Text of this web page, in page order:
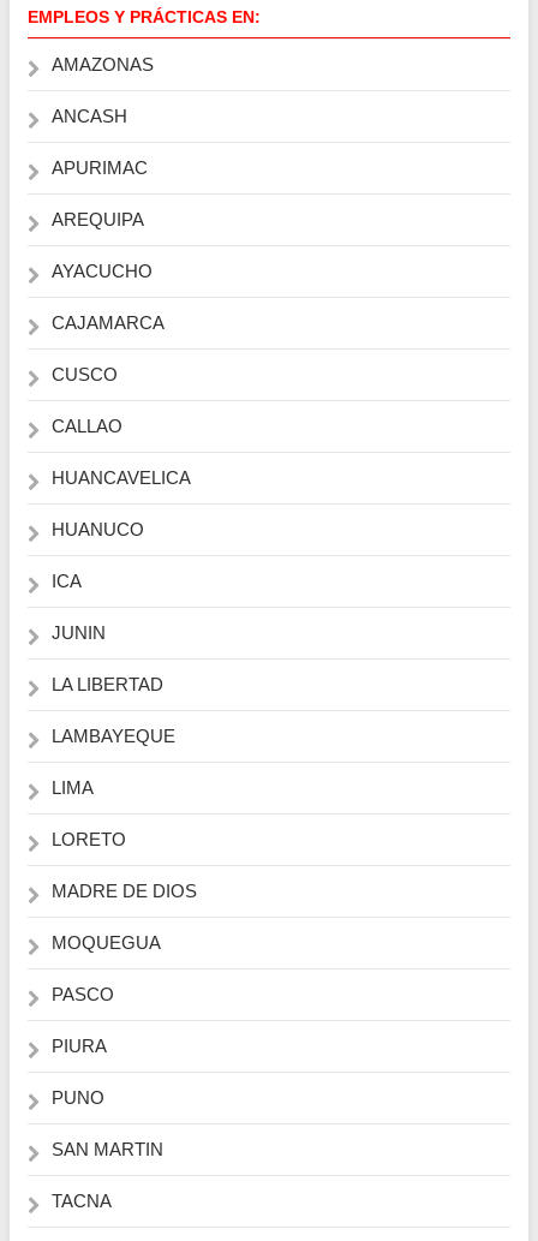
EMPLEOS Y PRÁCTICAS EN:
AMAZONAS
ANCASH
APURIMAC
AREQUIPA
AYACUCHO
CAJAMARCA
CUSCO
CALLAO
HUANCAVELICA
HUANUCO
ICA
JUNIN
LA LIBERTAD
LAMBAYEQUE
LIMA
LORETO
MADRE DE DIOS
MOQUEGUA
PASCO
PIURA
PUNO
SAN MARTIN
TACNA